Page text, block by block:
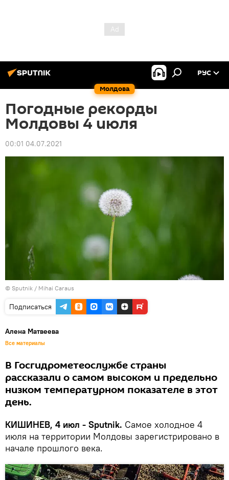
Молдова
РУС
Погодные рекорды
Молдовы 4 июля
00:01 04.07.2021
© Sputnik / Mihai Caraus
Подписаться
Алена Матвеева
Все материалы
В Госгидрометеослужбе страны
рассказали о самом высоком и предельно
низком температурном показателе в этот
день.
КИШИНЕВ, 4 июл - Sputnik. Самое холодное 4
июля на территории Молдовы зарегистрировано в
начале прошлого века.